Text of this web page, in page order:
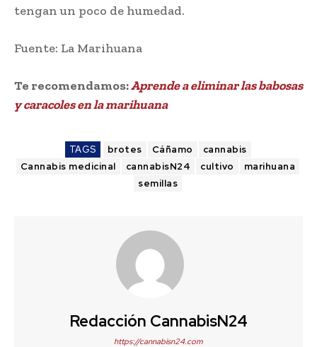
tengan un poco de humedad.
Fuente: La Marihuana
Te recomendamos:Aprende a eliminar las babosas
y caracoles en la marihuana
TAGS brotes Cáñamo
cannabis
Cannabis medicinal
cannabisN24 cultivo
marihuana
semillas
Redacción CannabisN24
https://cannabisn24.com